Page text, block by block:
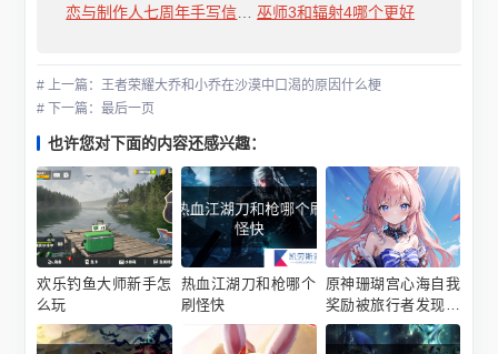
巫师3和辐射4哪个更好
# 上一篇：王者荣耀大乔和小乔在沙漠中口渴的原因什么梗
# 下一篇：最后一页
也许您对下面的内容还感兴趣：
欢乐钓鱼大师新手怎
么玩
热血江湖刀和枪哪个
刷怪快
原神珊瑚宫心海自我
奖励被旅行者发现图
片啥梗